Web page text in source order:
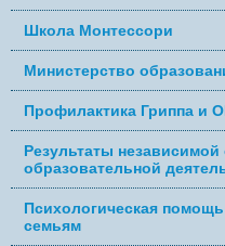
Школа Монтессори
Министерство
Профилактика Гриппа и
Результаты
образовательной
Психологическая
семьям